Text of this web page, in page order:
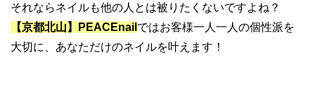
それならネイルも他の人とは被りたくないですよね？
【京都北山】PEACEnail ではお客様一人一人の個性派を
大切に、あなただけのネイルを叶えます！